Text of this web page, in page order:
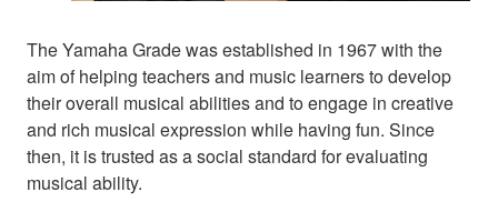
The Yamaha Grade was established in 1967 with the
aim of helping teachers and music learners to develop
their overall musical abilities and to engage in creative
and rich musical expression while having fun. Since
then, it is trusted as a social standard for evaluating
musical ability.